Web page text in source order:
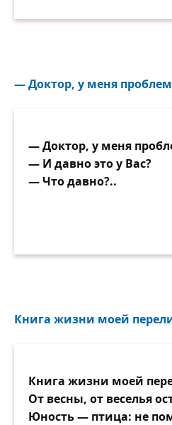
— Доктор, у меня
— Доктор, у меня
— И давно это у Вас?
— Что давно?..
Книга жизни моей
Книга жизни моей
От весны, от веселья
Юность — птица: не